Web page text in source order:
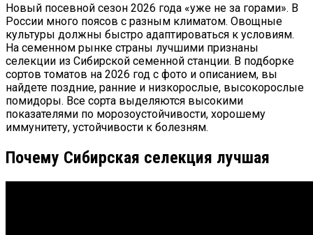
Новый посевной сезон 2026 года «уже не за горами». В
России много поясов с разным климатом. Овощные
культуры должны быстро адаптироваться к условиям.
На семенном рынке страны лучшими признаны
селекции из Сибирской семенной станции. В подборке
сортов томатов на 2026 год с фото и описанием, вы
найдете поздние, ранние и низкорослые, высокорослые
помидоры. Все сорта выделяются высокими
показателями по морозоустойчивости, хорошему
иммунитету, устойчивости к болезням.
Почему Сибирская селекция лучшая